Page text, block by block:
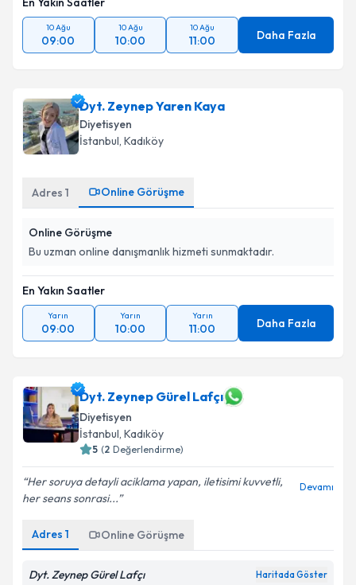
10 Ağu
09:00
10 Ağu
10:00
10 Ağu
11:00 Daha Fazla
Dyt. Zeynep Yaren Kaya
Diyetisyen
İstanbul, Kadıköy
Adres 1 Online Görüşme
Online Görüşme
Bu uzman online danışmanlık hizmeti sunmaktadır.
En Yakın Saatler
Yarın
09:00
Yarın
10:00
Yarın
11:00 Daha Fazla
Dyt. Zeynep Gürel Lafçı
Diyetisyen
İstanbul, Kadıköy
5 (2 Değerlendirme)
Her soruya detayli aciklama yapan, iletisimi kuvvetli,
her seans sonrasi...
Devamı
Adres 1 Online Görüşme
Dyt. Zeynep Gürel Lafçı Haritada Göster